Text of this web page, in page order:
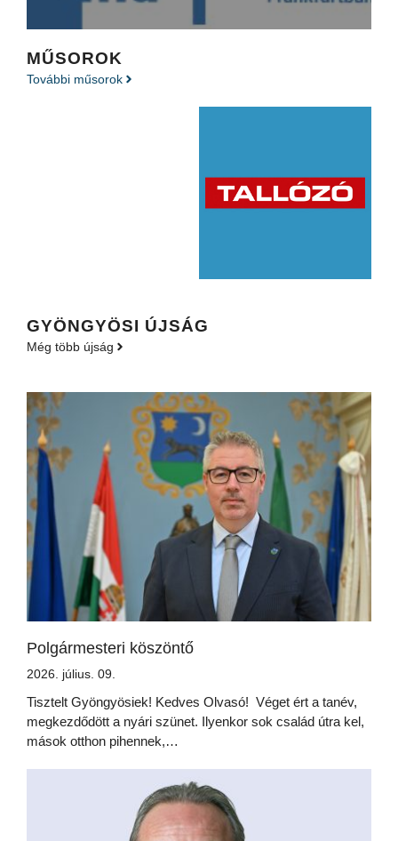
MŰSOROK
További műsorok
GYÖNGYÖSI ÚJSÁG
Még több újság
Polgármesteri köszöntő
2026. július. 09.
Tisztelt Gyöngyösiek! Kedves Olvasó! Véget ért a tanév,
megkezdődött a nyári szünet. Ilyenkor sok család útra kel,
mások otthon pihennek,…